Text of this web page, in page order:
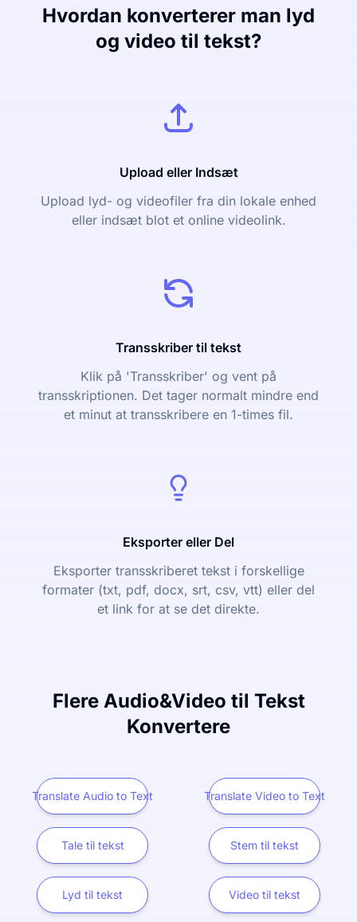
Hvordan konverterer man lyd
og video til tekst?
Upload eller Indsæt
Upload lyd- og videofiler fra din lokale enhed
eller indsæt blot et online videolink.
Transskriber til tekst
Klik på 'Transskriber' og vent på
transskriptionen. Det tager normalt mindre end
et minut at transskribere en 1-times fil.
Eksporter eller Del
Eksporter transskriberet tekst i forskellige
formater (txt, pdf, docx, srt, csv, vtt) eller del
et link for at se det direkte.
Flere Audio&Video til Tekst
Konvertere
Translate Audio to Text Translate Video to Text
Tale til tekst Stem til tekst
Lyd til tekst Video til tekst